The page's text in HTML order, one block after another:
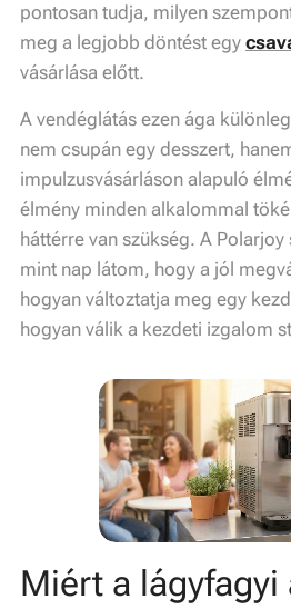
pontosan tudja, milyen
meg a legjobb döntést egy
vásárlása előtt.
A vendéglátás ezen ága
nem csupán egy desszert,
impulzusvásárláson alapuló
élmény minden alkalommal
háttérre van szükség. A
mint nap látom, hogy a jól
hogyan változtatja meg egy
hogyan válik a kezdeti izgalom
Miért a lágyfagyi